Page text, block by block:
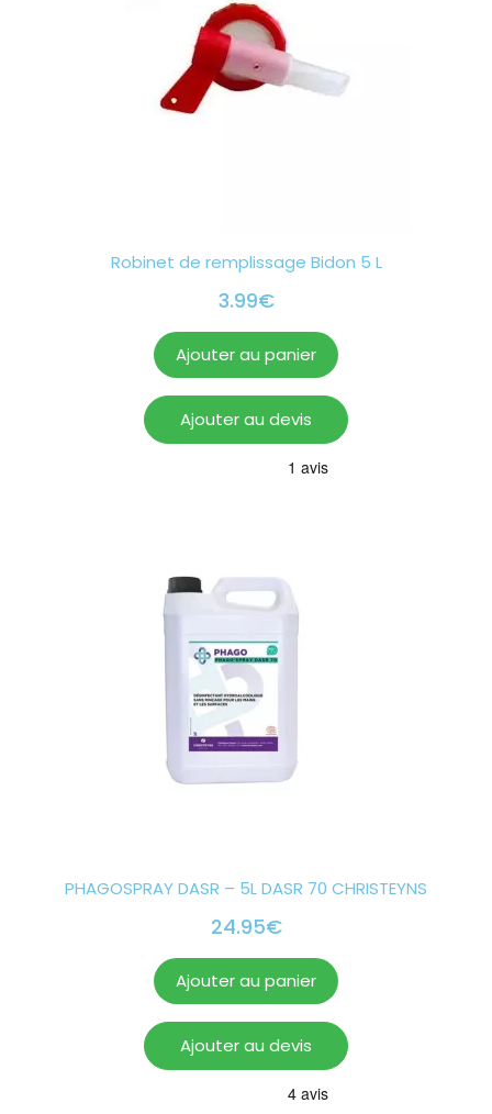
Robinet de remplissage Bidon 5 L
3.99€
Ajouter au panier
Ajouter au devis
PHAGOSPRAY DASR – 5L DASR 70 CHRISTEYNS
24.95€
Ajouter au panier
Ajouter au devis